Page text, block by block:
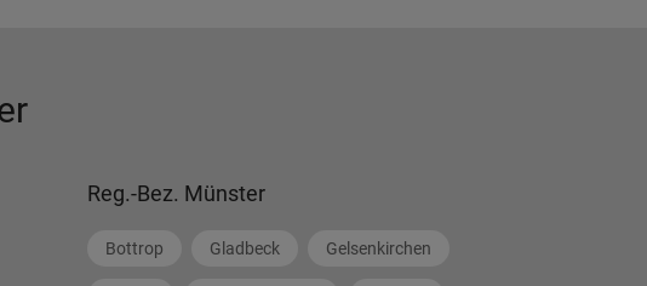
Reg.-Bez. Münster
Bottrop Gladbeck Gelsenkirchen